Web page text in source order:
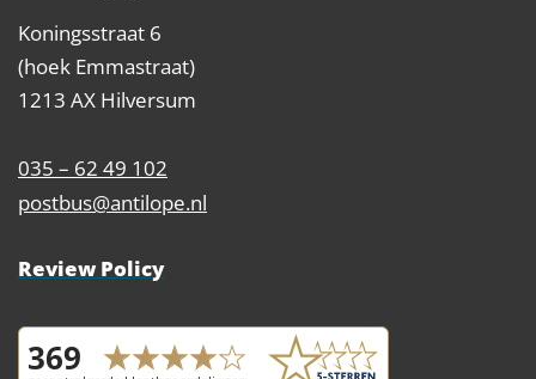
Koningsstraat 6
(hoek Emmastraat)
1213 AX Hilversum
035 – 62 49 102
postbus@antilope.nl
Review Policy